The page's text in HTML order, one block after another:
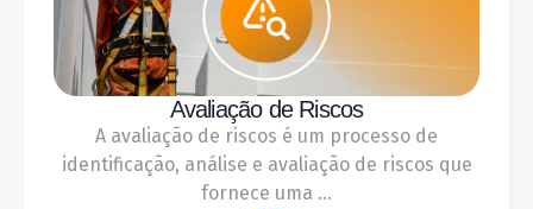
Avaliação de Riscos
A avaliação de riscos é um processo de
identificação, análise e avaliação de riscos que
fornece uma ...